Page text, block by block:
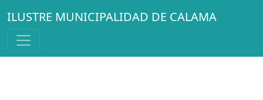
ILUSTRE MUNICIPALIDAD DE CALAMA